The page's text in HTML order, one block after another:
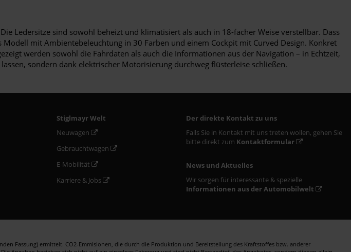
Ledersitze sind sowohl beheizt und klimatisiert als auch in 18-facher Weise verstellbar. Dass
mit Ambientebeleuchtung in 30 Farben und einem Cockpit mit Curved Design. Konkret
werden sowohl die Fahrdaten als auch die Informationen aus der Navigation – in Echtzeit,
sondern dank elektrischer Motorisierung durchweg flüsterleise schließen.
Stiglmayr Welt
Neuwagen
Gebrauchtwagen
E-Mobilität
Karriere & Jobs
Der direkte Kontakt zu uns
Falls Sie in Kontakt mit uns treten wollen, gehen Sie
bitte direkt zum Kontaktformular
News und Aktuelles
Wir sorgen für interessante & spezielle
Informationen aus der Automobilwelt
Fassung) ermittelt. CO2-Emmisionen, die durch die Produktion und Bereitstellung des Kraftstoffes bzw. anderer